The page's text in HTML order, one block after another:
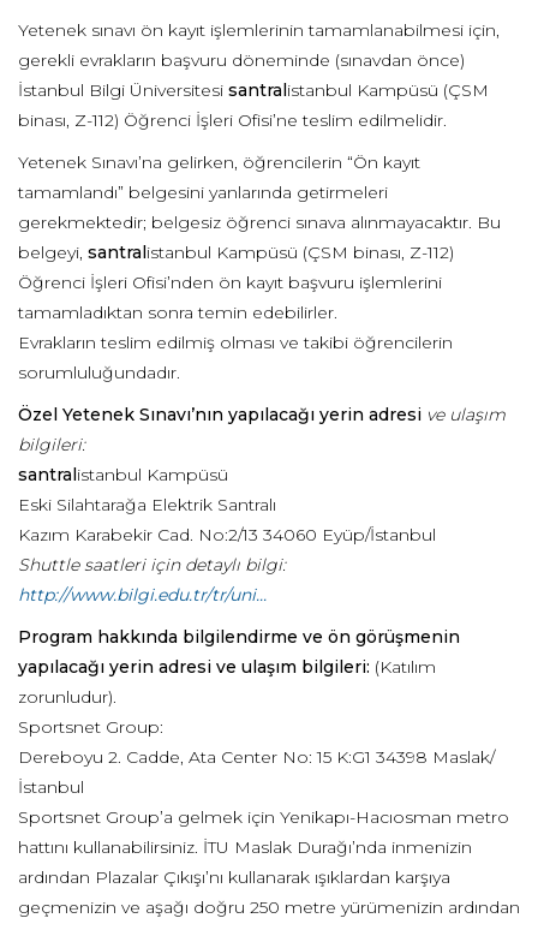
Yetenek sınavı ön kayıt işlemlerinin tamamlanabilmesi için,
gerekli evrakların başvuru döneminde (sınavdan önce)
İstanbul Bilgi Üniversitesi santralistanbul Kampüsü (ÇSM
binası, Z-112) Öğrenci İşleri Ofisi’ne teslim edilmelidir.
Yetenek Sınavı’na gelirken, öğrencilerin “Ön kayıt
tamamlandı” belgesini yanlarında getirmeleri
gerekmektedir; belgesiz öğrenci sınava alınmayacaktır. Bu
belgeyi, santralistanbul Kampüsü (ÇSM binası, Z-112)
Öğrenci İşleri Ofisi’nden ön kayıt başvuru işlemlerini
tamamladıktan sonra temin edebilirler.
Evrakların teslim edilmiş olması ve takibi öğrencilerin
sorumluluğundadır.
Özel Yetenek Sınavı’nın yapılacağı yerin adresi ve ulaşım
bilgileri:
santralistanbul Kampüsü
Eski Silahtarağa Elektrik Santralı
Kazım Karabekir Cad. No:2/13 34060 Eyüp/İstanbul
Shuttle saatleri için detaylı bilgi:
http://www.bilgi.edu.tr/tr/uni...
Program hakkında bilgilendirme ve ön görüşmenin
yapılacağı yerin adresi ve ulaşım bilgileri: (Katılım
zorunludur).
Sportsnet Group:
Dereboyu 2. Cadde, Ata Center No: 15 K:G1 34398 Maslak/
İstanbul
Sportsnet Group’a gelmek için Yenikapı-Hacıosman metro
hattını kullanabilirsiniz. İTU Maslak Durağı’nda inmenizin
ardından Plazalar Çıkışı’nı kullanarak ışıklardan karşıya
geçmenizin ve aşağı doğru 250 metre yürümenizin ardından